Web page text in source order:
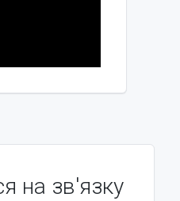
на зв'язку